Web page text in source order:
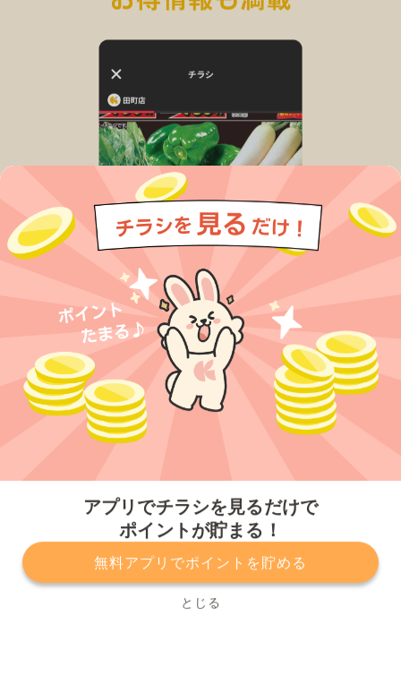
ポイントが貯まる！
無料アプリでポイントを貯める
とじる
サービスに関してのお問い合わせ
チラシ掲載をお考えの方